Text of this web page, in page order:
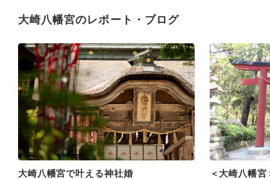
大崎八幡宮のレポート・ブログ
大崎八幡宮で叶える神社婚 ＜大崎八幡